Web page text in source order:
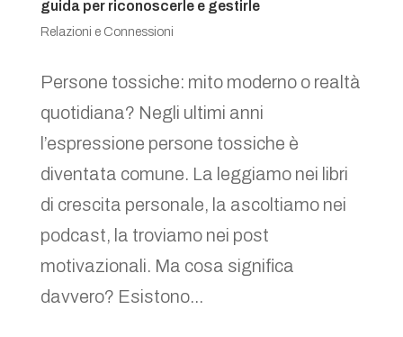
guida per riconoscerle e gestirle
Relazioni e Connessioni
Persone tossiche: mito moderno o realtà
quotidiana? Negli ultimi anni
l’espressione persone tossiche è
diventata comune. La leggiamo nei libri
di crescita personale, la ascoltiamo nei
podcast, la troviamo nei post
motivazionali. Ma cosa significa
davvero? Esistono...